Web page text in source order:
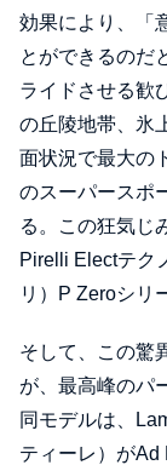
効果により、「
とができるのだ
ライドさせる歓
の丘陵地帯、氷
面状況で最大の
のスーパースポ
る。この狂気じ
Pirelli Electテク
リ）P Zeroシリ
そして、この驚
が、最高峰のパ
同モデルは、
ティーレ）がAd